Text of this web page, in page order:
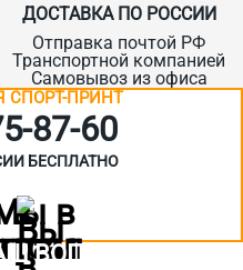
ДОСТАВКА ПО РОССИИ
Отправка почтой РФ
Транспортной компанией
Самовывоз из офиса
СПОРТ-ПРИНТ
60
БЕСПЛАТНО
ВОПРОС